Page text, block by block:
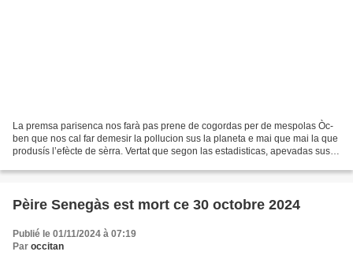
La premsa parisenca nos farà pas prene de cogordas per de mespolas Òc-
ben que nos cal far demesir la pollucion sus la planeta e mai que mai la que
produsís l’efècte de sèrra. Vertat que segon las estadisticas, apevadas sus
Pèire Senegàs est mort ce 30 octobre 2024
Publié le 01/11/2024 à 07:19
Par occitan